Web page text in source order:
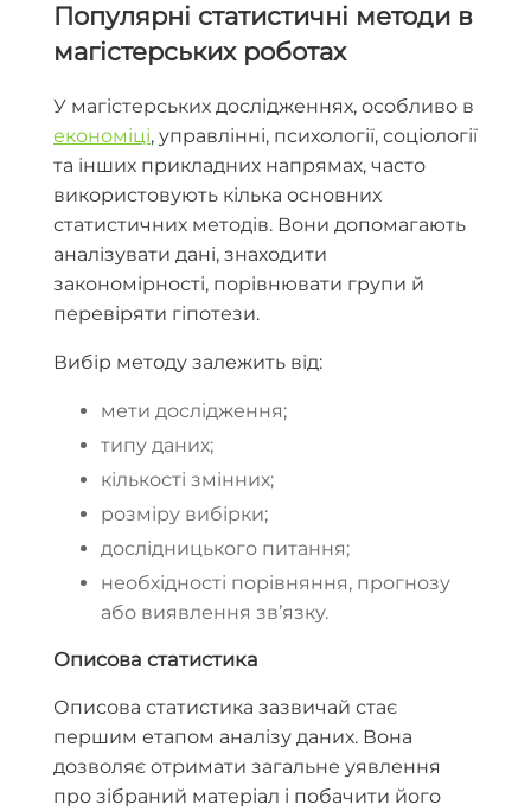
Популярні статистичні методи в
магістерських роботах
У магістерських дослідженнях, особливо в
економіці, управлінні, психології, соціології
та інших прикладних напрямах, часто
використовують кілька основних
статистичних методів. Вони допомагають
аналізувати дані, знаходити
закономірності, порівнювати групи й
перевіряти гіпотези.
Вибір методу залежить від:
мети дослідження;
типу даних;
кількості змінних;
розміру вибірки;
дослідницького питання;
необхідності порівняння, прогнозу
або виявлення зв’язку.
Описова статистика
Описова статистика зазвичай стає
першим етапом аналізу даних. Вона
дозволяє отримати загальне уявлення
про зібраний матеріал і побачити його